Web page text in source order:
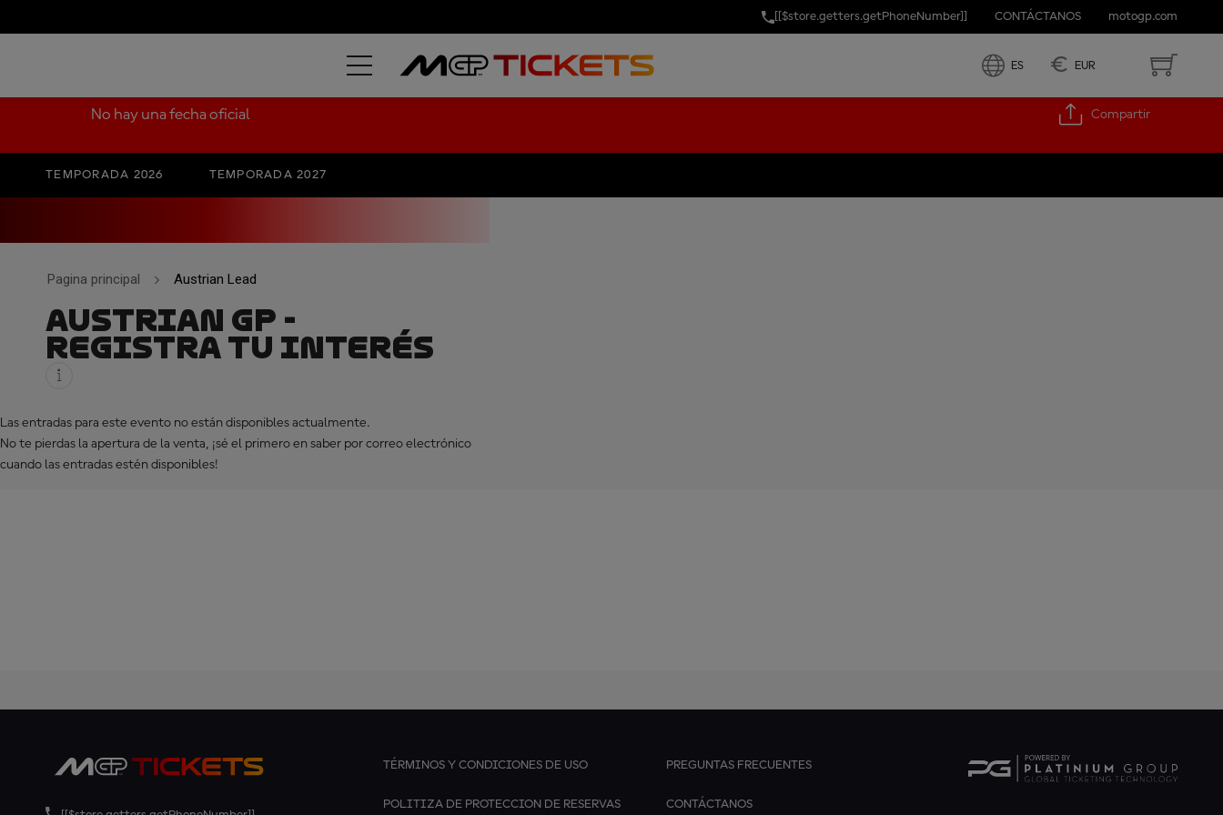
[[$store.getters.getPhoneNumber]] CONTÁCTANOS motogp.com
ES € EUR
GRAND PRIX OF AUSTRIA
No hay una fecha oficial Compartir
TEMPORADA 2026 TEMPORADA 2027
Pagina principal Austrian Lead
AUSTRIAN GP -
REGISTRA TU INTERÉS
Las entradas para este evento no están disponibles actualmente.
No te pierdas la apertura de la venta, ¡sé el primero en saber por correo electrónico
cuando las entradas estén disponibles!
TÉRMINOS Y CONDICIONES DE USO
POLITIZA DE PROTECCION DE RESERVAS
PREGUNTAS FRECUENTES
CONTÁCTANOS